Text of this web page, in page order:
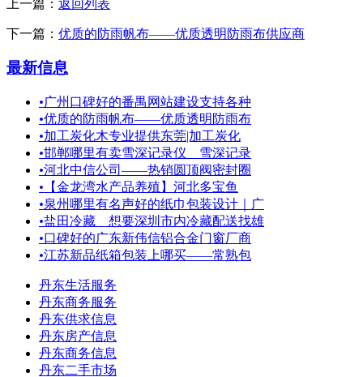
上一篇： 返回列表
下一篇： 优质的防雨帆布——优质透明防雨布供应商
最新信息
•广州口碑好的番禺网站建设支持各种
•优质的防雨帆布——优质透明防雨布
•加工炭化木专业提供东莞|加工炭化
•邯郸哪里有卖雪深记录仪 雪深记录
•河北中信公司——热销圆顶阀密封圈
• 【金龙湾水产品养殖】河北多宝鱼
•泉州哪里有名声好的纸巾包装设计｜广
•盐田冷藏＿想要深圳市内冷藏配送找雄
•口碑好的广东新伟信铝合金门窗厂商
•江苏新品纸箱包装上哪买——常熟包
丹东生活服务
丹东商务服务
丹东供求信息
丹东房产信息
丹东商务信息
丹东二手市场